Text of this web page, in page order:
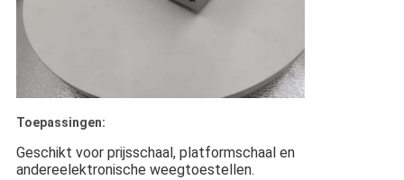
Toepassingen:
Geschikt voor prijsschaal, platformschaal en
andereelektronische weegtoestellen.